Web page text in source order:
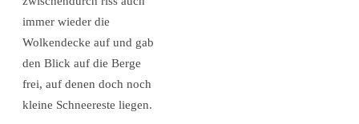
immer wieder die
Wolkendecke auf und gab
den Blick auf die Berge
frei, auf denen doch noch
kleine Schneereste liegen.